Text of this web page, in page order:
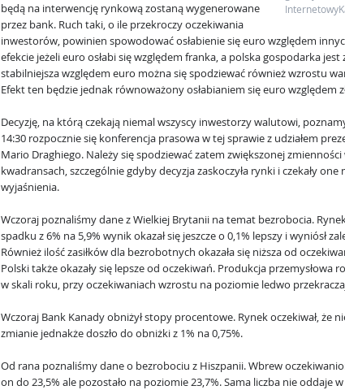
będą na interwencję rynkową zostaną wygenerowane
przez bank. Ruch taki, o ile przekroczy oczekiwania
inwestorów, powinien spowodować osłabienie się euro względem
efekcie jeżeli euro osłabi się względem franka, a polska gospodarka jest
stabilniejsza względem euro można się spodziewać również wzrostu
Efekt ten będzie jednak równoważony osłabianiem się euro względem
Decyzję, na którą czekają niemal wszyscy inwestorzy walutowi,
14:30 rozpocznie się konferencja prasowa w tej sprawie z udziałem
Mario Draghiego. Należy się spodziewać zatem zwiększonej
kwadransach, szczególnie gdyby decyzja zaskoczyła rynki i czekały one
wyjaśnienia.
Wczoraj poznaliśmy dane z Wielkiej Brytanii na temat bezrobocia.
spadku z 6% na 5,9% wynik okazał się jeszcze o 0,1% lepszy i wyniósł
Również ilość zasiłków dla bezrobotnych okazała się niższa od
Polski także okazały się lepsze od oczekiwań. Produkcja przemysłowa
w skali roku, przy oczekiwaniach wzrostu na poziomie ledwo
Wczoraj Bank Kanady obniżył stopy procentowe. Rynek oczekiwał, że
zmianie jednakże doszło do obniżki z 1% na 0,75%.
Od rana poznaliśmy dane o bezrobociu z Hiszpanii. Wbrew
on do 23,5% ale pozostało na poziomie 23,7%. Sama liczba nie oddaje w